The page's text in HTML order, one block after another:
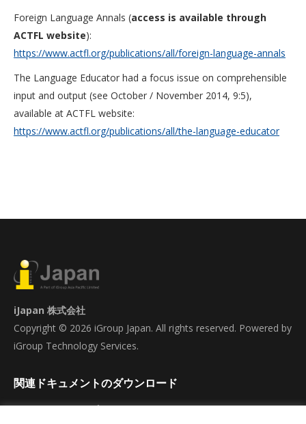
Foreign Language Annals (access is available through
ACTFL website):
https://www.actfl.org/publications/all/foreign-language-annals
The Language Educator had a focus issue on comprehensible
input and output (see October / November 2014, 9:5),
available at ACTFL website:
https://www.actfl.org/publications/all/the-language-educator
iJapan 株式会社
Copyright © 2026 iGroup Japan. All rights reserved. Powered by
iGroup Technology Services.
関連ドキュメントのダウンロード
ACTFL-LTIテストプレゼンテーション